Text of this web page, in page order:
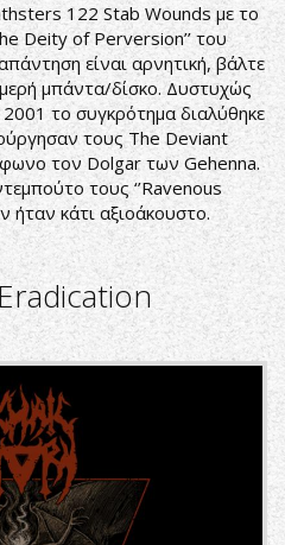
122 Stab Wounds με το
Deity of Perversion’’ του
είναι αρνητική, βάλτε
μπάντα/δίσκο. Δυστυχώς
το συγκρότημα διαλύθηκε
τους The Deviant
τον Dolgar των Gehenna.
τους ‘’Ravenous
ήταν κάτι αξιοάκουστο.